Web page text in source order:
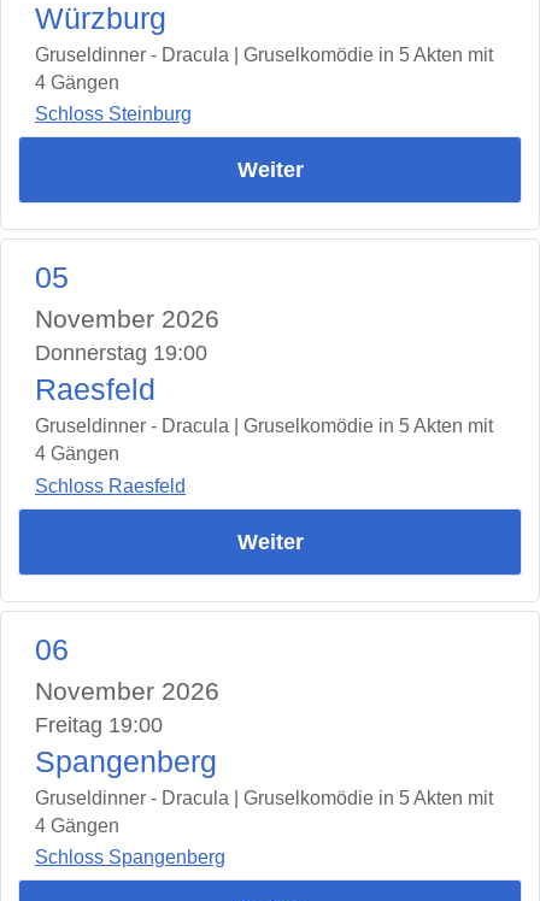
Würzburg
Gruseldinner - Dracula | Gruselkomödie in 5 Akten mit
4 Gängen
Schloss Steinburg
Weiter
05
November 2026
Donnerstag 19:00
Raesfeld
Gruseldinner - Dracula | Gruselkomödie in 5 Akten mit
4 Gängen
Schloss Raesfeld
Weiter
06
November 2026
Freitag 19:00
Spangenberg
Gruseldinner - Dracula | Gruselkomödie in 5 Akten mit
4 Gängen
Schloss Spangenberg